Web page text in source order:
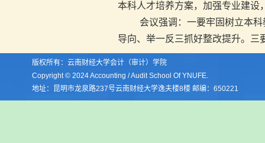
本科人才培养方案，加强专业建设
会议强调：一要牢固树立本
导向、举一反三抓好整改提升。三
版权所有：云南财经大学会计（审计）学院
Copyright © 2024 Accounting / Audit School Of YNUFE.
地址：昆明市龙泉路237号云南财经大学逸夫楼8楼 邮编：650221